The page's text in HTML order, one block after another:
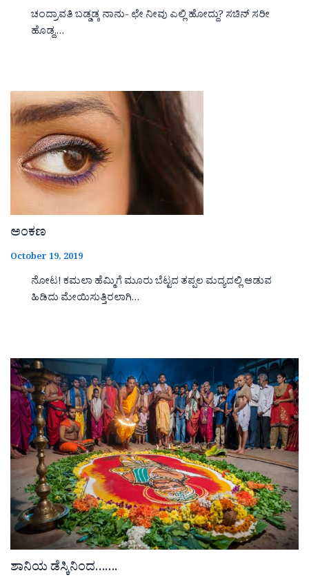
ಚಂದ್ರಾವತಿ ಬಡ್ಡಡ್ಕ ನಾನು- ಛೇ ನೀವು ಎಲ್ಲಿ ಹೋದ್ದು? ಸಚಿನ್ ಸರೀ
ಹೊಡ್ದ,…
ಅಂಕಣ
October 19, 2019
ನೋಟ! ಕಮಲಾ ಹೆಮ್ಮಿಗೆ ಮೂರು ಬೆಟ್ಟದ ತಪ್ಪಲ ಮದ್ಯದಲ್ಲಿ ಆಡುವ
ಹಿಡಿದು ಮೇಯಿಸುತ್ತಿರಲಾಗಿ…
ಶಾನಿಯ ಡೆಸ್ಕಿನಿಂದ…….